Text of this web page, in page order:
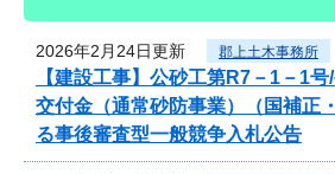
2026年2月24日更新 郡上土木事務所
【建設工事】公砂工第R7－1－1
交付金（通常砂防事業）（国補正
る事後審査型一般競争入札公告